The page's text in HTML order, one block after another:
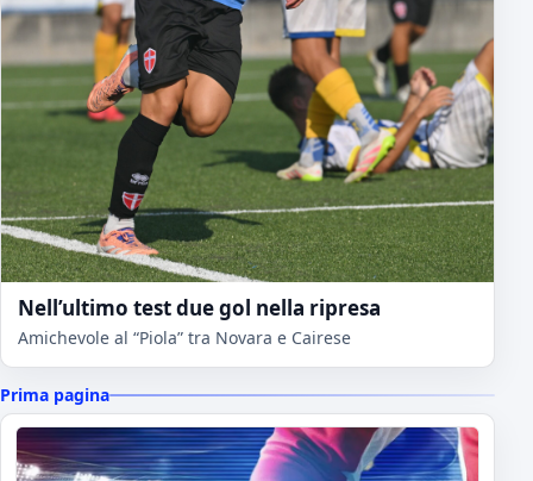
Nell’ultimo test due gol nella ripresa
Amichevole al “Piola” tra Novara e Cairese
Prima pagina